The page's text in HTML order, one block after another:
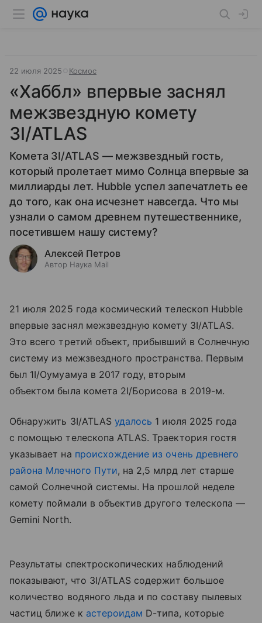
22 июля 2025 Космос
«Хаббл» впервые заснял
межзвездную комету
3I/ATLAS
Комета 3I/ATLAS — межзвездный гость,
который пролетает мимо Солнца впервые за
миллиарды лет. Hubble успел запечатлеть ее
до того, как она исчезнет навсегда. Что мы
узнали о самом древнем путешественнике,
посетившем нашу систему?
Алексей Петров
Автор Наука Mail
21 июля 2025 года космический телескоп Hubble
впервые заснял межзвездную комету 3I/ATLAS.
Это всего третий объект, прибывший в Солнечную
систему из межзвездного пространства. Первым
был 1I/Оумуамуа в 2017 году, вторым
объектом была комета 2I/Борисова в 2019-м.
Обнаружить 3I/ATLAS удалось 1 июля 2025 года
с помощью телескопа ATLAS. Траектория гостя
указывает на происхождение из очень древнего
района Млечного Пути, на 2,5 млрд лет старше
самой Солнечной системы. На прошлой неделе
комету поймали в объектив другого телескопа —
Gemini North.
Результаты спектроскопических наблюдений
показывают, что 3I/ATLAS содержит большое
количество водяного льда и по составу пылевых
частиц ближе к астероидам D-типа, которые